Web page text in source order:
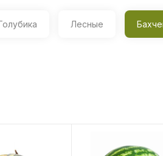
Лесные